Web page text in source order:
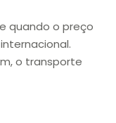
quando o preço
o transporte